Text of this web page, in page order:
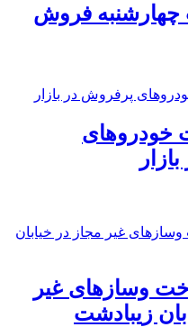
چهارشنبه فروش
خودرو‌های
وسازهای غیر
زیبادشت